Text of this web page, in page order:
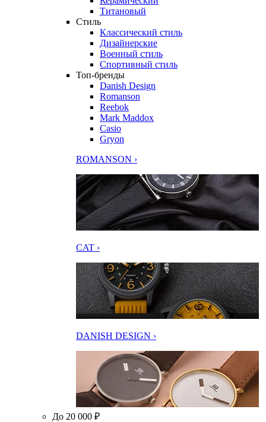
Титановый
Стиль
Классический стиль
Дизайнерские
Военный стиль
Спортивный стиль
Топ-бренды
Danish Design
Romanson
Reebok
Mark Maddox
Casio
Gryon
ROMANSON ›
CAT ›
DANISH DESIGN ›
До 20 000 ₽